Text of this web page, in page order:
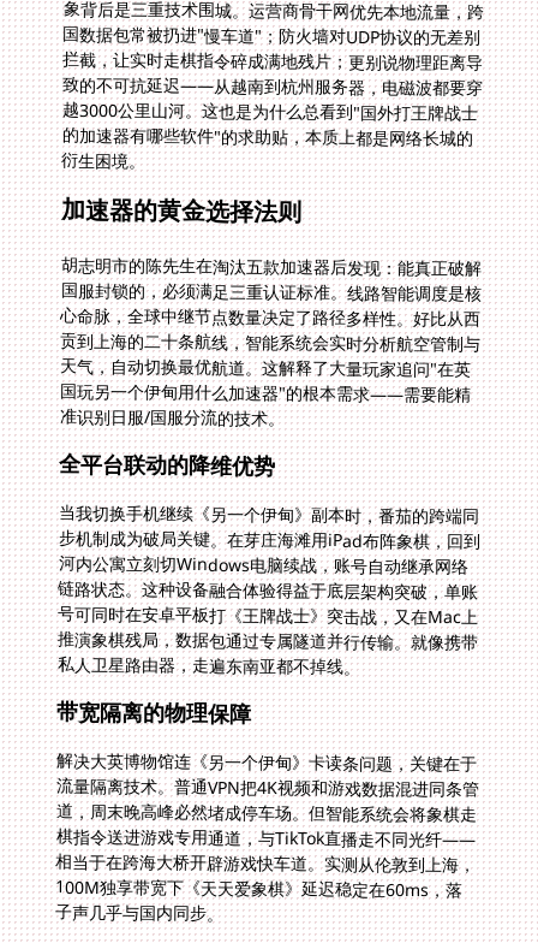
衍生困境。
加速器的黄金选择法则
胡志明市的陈先生在淘汰五款加速器后发现：能真正破解
国服封锁的，必须满足三重认证标准。线路智能调度是核
心命脉，全球中继节点数量决定了路径多样性。好比从西
贡到上海的二十条航线，智能系统会实时分析航空管制与
天气，自动切换最优航道。这解释了大量玩家追问"在英
国玩另一个伊甸用什么加速器"的根本需求——需要能精
准识别日服/国服分流的技术。
全平台联动的降维优势
当我切换手机继续《另一个伊甸》副本时，番茄的跨端同
步机制成为破局关键。在芽庄海滩用iPad布阵象棋，回到
河内公寓立刻切Windows电脑续战，账号自动继承网络
链路状态。这种设备融合体验得益于底层架构突破，单账
号可同时在安卓平板打《王牌战士》突击战，又在Mac上
推演象棋残局，数据包通过专属隧道并行传输。就像携带
私人卫星路由器，走遍东南亚都不掉线。
带宽隔离的物理保障
解决大英博物馆连《另一个伊甸》卡读条问题，关键在于
流量隔离技术。普通VPN把4K视频和游戏数据混进同条管
道，周末晚高峰必然堵成停车场。但智能系统会将象棋走
棋指令送进游戏专用通道，与TikTok直播走不同光纤——
相当于在跨海大桥开辟游戏快车道。实测从伦敦到上海，
100M独享带宽下《天天爱象棋》延迟稳定在60ms，落
子声几乎与国内同步。